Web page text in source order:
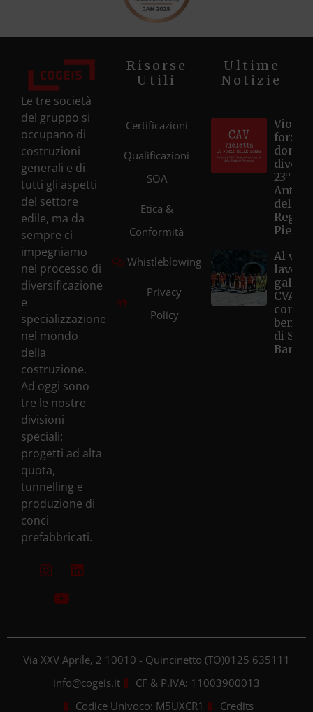
Le tre società
del gruppo si
occupano di
costruzioni
generali e di
tutti gli aspetti
del settore
edile, ma da
sempre ci
impegniamo
nel processo di
diversificazione
e
specializzazione
nel mondo
della
costruzione.
Ad oggi sono
tre le nostre
divisioni
speciali:
progetti ad alta
quota,
tunnelling e
produzione di
conci
prefabbricati.
Risorse
Utili
Certificazioni
Qualificazioni
SOA
Etica &
Conformità
Whistleblowing
Privacy
Policy
Ultime
Notizie
forza
donne
23°
della
Al via i
lavori
CVA
con la
di
Via XXV Aprile, 2 10010 - Quincinetto (TO)0125 635111
info@cogeis.it
CF & P.IVA: 11003900013
Codice Univoco: M5UXCR1
Credits